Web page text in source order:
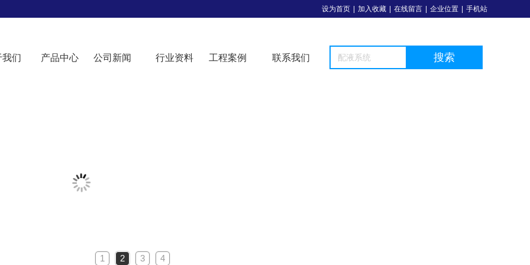
我们 产品中心 公司新闻 行业资料 工程案例 联系我们 搜索
设为首页 加入收藏 在线留言 企业位置 手机站
1 2 3 4